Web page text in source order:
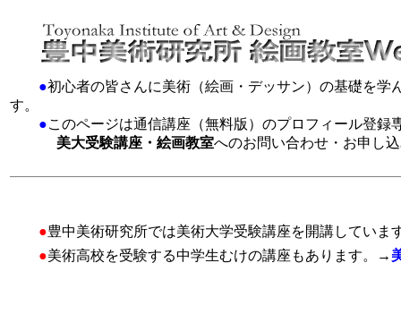
●初心者の皆さんに美術（絵画・デッサン）の基礎を
す。
●このページは通信講座（無料版）のプロフィール登録
美大受験講座・絵画教室へのお問い合わせ・お申し
●豊中美術研究所では美術大学受験講座を開講していま
●美術高校を受験する中学生むけの講座もあります。→